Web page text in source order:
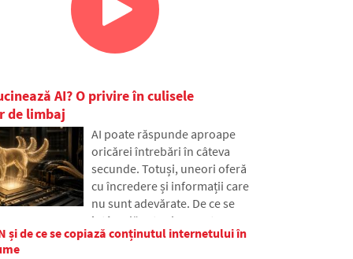
AI? O privire în culisele
de limbaj
AI poate răspunde aproape
oricărei întrebări în câteva
secunde. Totuși, uneori oferă
cu încredere și informații care
nu sunt adevărate. De ce se
întâmplă asta și ce sunt așa-
numitele halucinații AI? În
și de ce se copiază conținutul internetului în